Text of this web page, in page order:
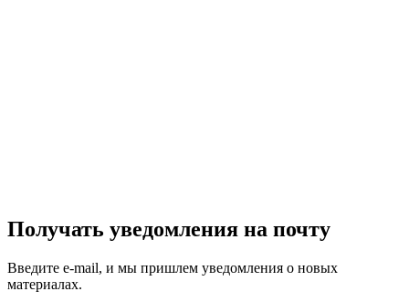
Получать уведомления на почту
Введите e-mail, и мы пришлем уведомления о новых
материалах.